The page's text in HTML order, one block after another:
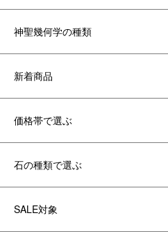
神聖幾何学の種類
新着商品
価格帯で選ぶ
石の種類で選ぶ
SALE対象